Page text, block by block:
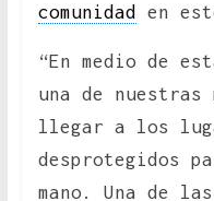
comunidad
en
“En medio de
una de nuestras
llegar a los
desprotegidos
mano. Una de